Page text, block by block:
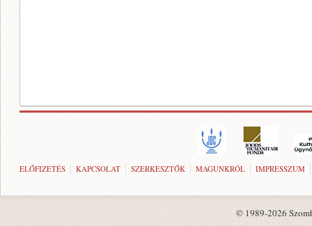
ELŐFIZETÉS KAPCSOLAT SZERKESZTŐK MAGUNKRÓL IMPRESSZUM
© 1989-2026